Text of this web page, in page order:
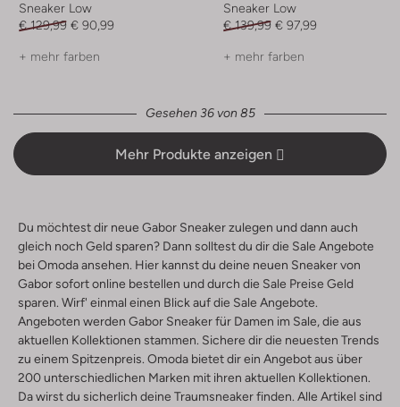
Sneaker Low
€ 129,99 € 90,99
+ mehr farben
Sneaker Low
€ 139,99 € 97,99
+ mehr farben
Gesehen 36 von 85
Mehr Produkte anzeigen
Du möchtest dir neue Gabor Sneaker zulegen und dann auch
gleich noch Geld sparen? Dann solltest du dir die Sale Angebote
bei Omoda ansehen. Hier kannst du deine neuen Sneaker von
Gabor sofort online bestellen und durch die Sale Preise Geld
sparen. Wirf' einmal einen Blick auf die Sale Angebote.
Angeboten werden Gabor Sneaker für Damen im Sale, die aus
aktuellen Kollektionen stammen. Sichere dir die neuesten Trends
zu einem Spitzenpreis. Omoda bietet dir ein Angebot aus über
200 unterschiedlichen Marken mit ihren aktuellen Kollektionen.
Da wirst du sicherlich deine Traumsneaker finden. Alle Artikel sind